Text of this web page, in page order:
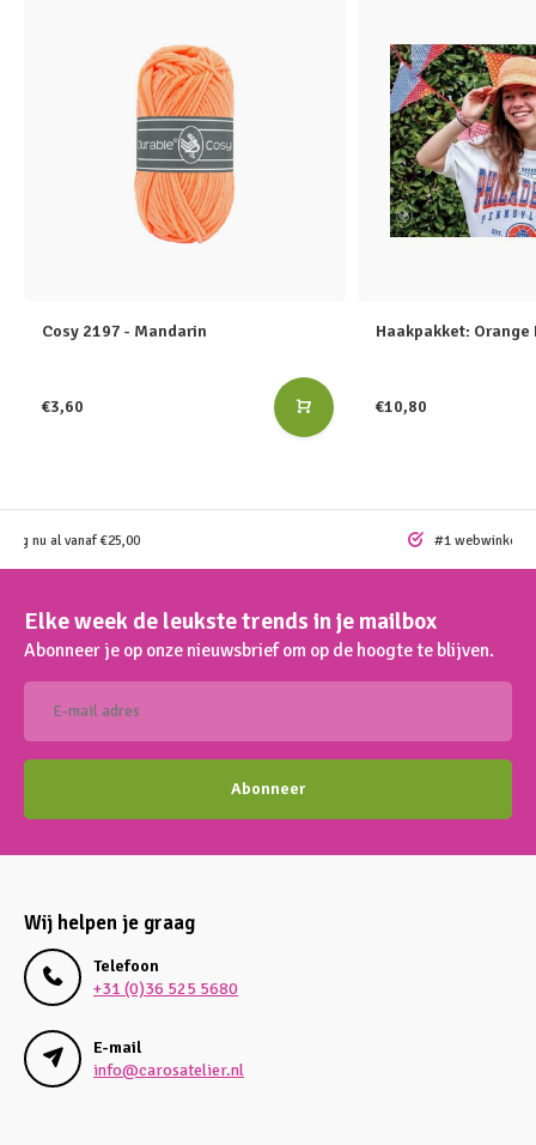
Cosy 2197 - Mandarin
€3,60
Haakpakket: Orange
€10,80
nu al vanaf €25,00 #1 webwinkel
Elke week de leukste trends in je mailbox
Abonneer je op onze nieuwsbrief om op de hoogte te blijven.
Abonneer
Wij helpen je graag
Telefoon
+31 (0)36 525 5680
E-mail
info@carosatelier.nl